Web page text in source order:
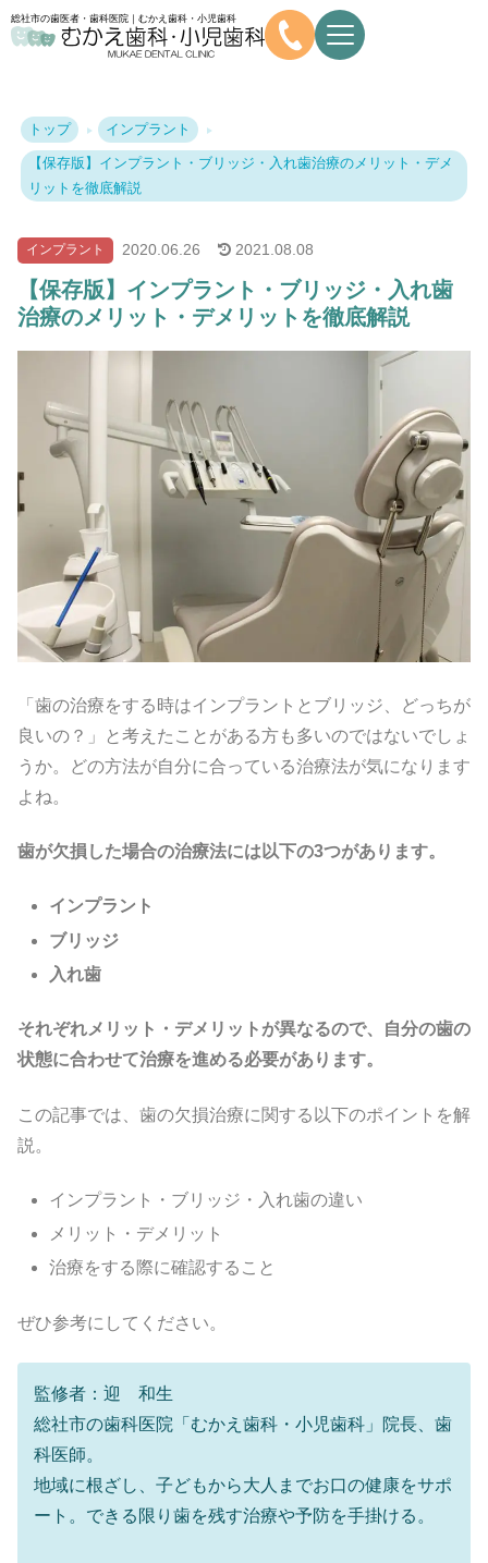
総社市の歯医者・歯科医院｜むかえ歯科・小児歯科
トップ インプラント
【保存版】インプラント・ブリッジ・入れ歯治療のメリット・デメ
リットを徹底解説
インプラント 2020. 06.26 2021. 08.08
【保存版】インプラント・ブリッジ・入れ歯
治療のメリット・デメリットを徹底解説
「歯の治療をする時はインプラントとブリッジ、どっちが
良いの？」と考えたことがある方も多いのではないでしょ
うか。どの方法が自分に合っている治療法が気になります
よね。
歯が欠損した場合の治療法には以下の3つがあります。
インプラント
ブリッジ
入れ歯
それぞれメリット・デメリットが異なるので、自分の歯の
状態に合わせて治療を進める必要があります。
この記事では、歯の欠損治療に関する以下のポイントを解
説。
インプラント・ブリッジ・入れ歯の違い
メリット・デメリット
治療をする際に確認すること
ぜひ参考にしてください。
監修者：迎 和生
総社市の歯科医院「むかえ歯科・小児歯科」院長、歯
科医師。
地域に根ざし、子どもから大人までお口の健康をサポ
ート。できる限り歯を残す治療や予防を手掛ける。